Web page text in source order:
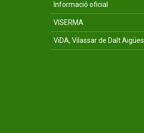
Informació oficial
VISERMA
ViDA, Vilassar de Dalt Aigües